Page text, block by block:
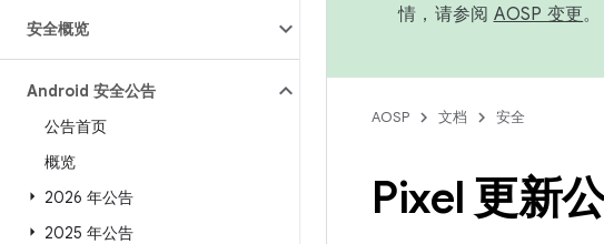
安全概览
Android 安全公告
公告首页
概览
2026 年公告
2025 年公告
情，请参阅 AOSP 变更。
AOSP 文档 安全
Pixel 更新